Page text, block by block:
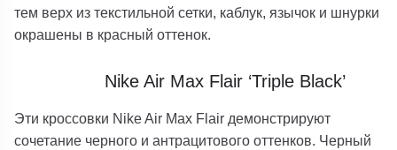
тем верх из текстильной сетки, каблук, язычок и шнурки
окрашены в красный оттенок.
Nike Air Max Flair ‘Triple Black’
Эти кроссовки Nike Air Max Flair демонстрируют
сочетание черного и антрацитового оттенков. Черный